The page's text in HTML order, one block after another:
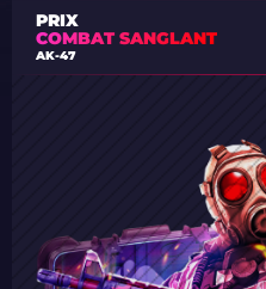
PRIX
COMBAT SANGLANT
AK-47